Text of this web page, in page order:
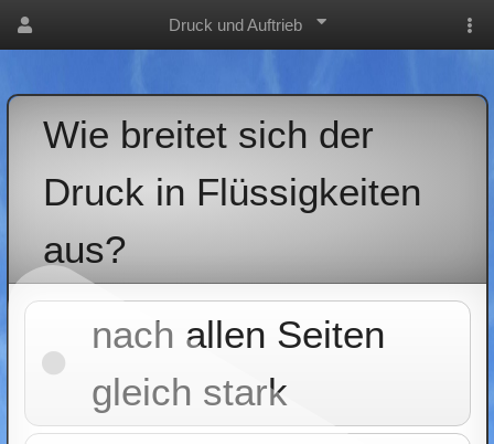
Druck und Auftrieb
Wie breitet sich der
Druck in Flüssigkeiten
aus?
nach allen Seiten
gleich stark